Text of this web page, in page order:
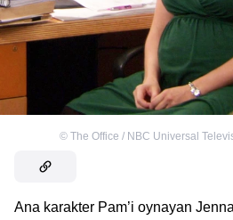
© The Office / NBC Universal
Ana karakter Pam’i oynayan